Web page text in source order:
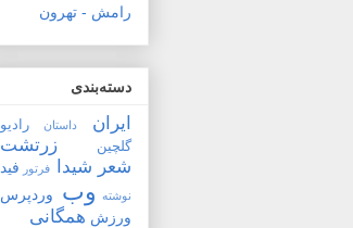
رامش - تهرون
دسته‌بندی
ایران داستان
رادیو
گلچین
زرتشت
شعر شیدا فرتور فید
نوشته وب
وردپرس
ورزش همگانی